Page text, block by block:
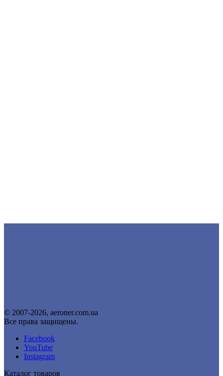
© 2007-2026, aeroner.com.ua
Все права защищены.
Facebook
YouTube
Instagram
Каталог товаров